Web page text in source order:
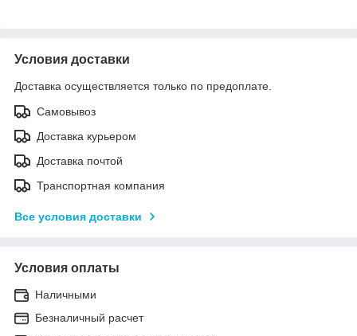
Условия доставки
Доставка осуществляется только по предоплате.
Самовывоз
Доставка курьером
Доставка почтой
Транспортная компания
Все условия доставки
Условия оплаты
Наличными
Безналичный расчет